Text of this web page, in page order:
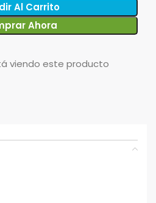
Al Carrito
Ahora
viendo este producto